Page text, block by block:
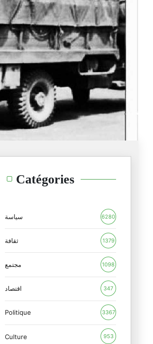
Catégories
سياسة 6280
ثقافة 1379
مجتمع 1098
اقتصاد 347
Politique 3367
Culture 953